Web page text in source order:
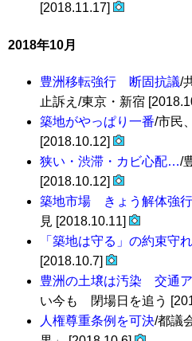
[2018.11.17]
2018年10月
豊洲移転強行 断固抗議/
止訴え/東京・新宿
築地がやっぱり一番/市民
[2018.10.12]
狭い・渋滞・カビ心配…/
[2018.10.12]
築地市場 きょう解体強行
見 [2018.10.11]
「築地は守る」の約束守れ
[2018.10.7]
豊洲の土壌は汚染 交通
い今も 閉場日を追う
人権尊重条例を可決/都議